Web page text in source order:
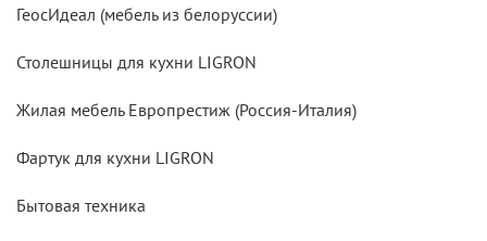
ГеосИдеал (мебель из белоруссии)
Столешницы для кухни LIGRON
Жилая мебель Европрестиж (Россия-Италия)
Фартук для кухни LIGRON
Бытовая техника